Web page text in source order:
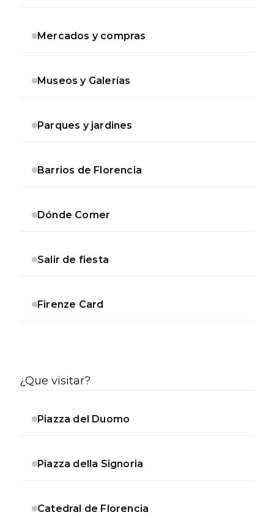
Mercados y compras
Museos y Galerías
Parques y jardines
Barrios de Florencia
Dónde Comer
Salir de fiesta
Firenze Card
¿Que visitar?
Piazza del Duomo
Piazza della Signoria
Catedral de Florencia